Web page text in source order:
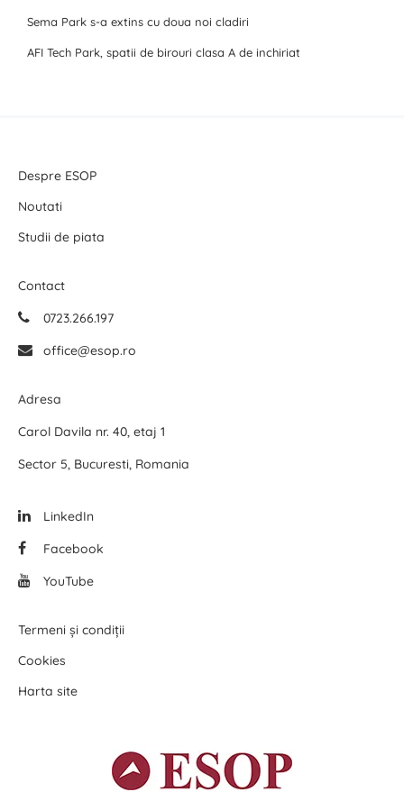
Sema Park s-a extins cu doua noi cladiri
AFI Tech Park, spatii de birouri clasa A de inchiriat
Despre ESOP
Noutati
Studii de piata
Contact
0723.266.197
office@esop.ro
Adresa
Carol Davila nr. 40, etaj 1
Sector 5, Bucuresti, Romania
LinkedIn
Facebook
YouTube
Termeni și condiții
Cookies
Harta site